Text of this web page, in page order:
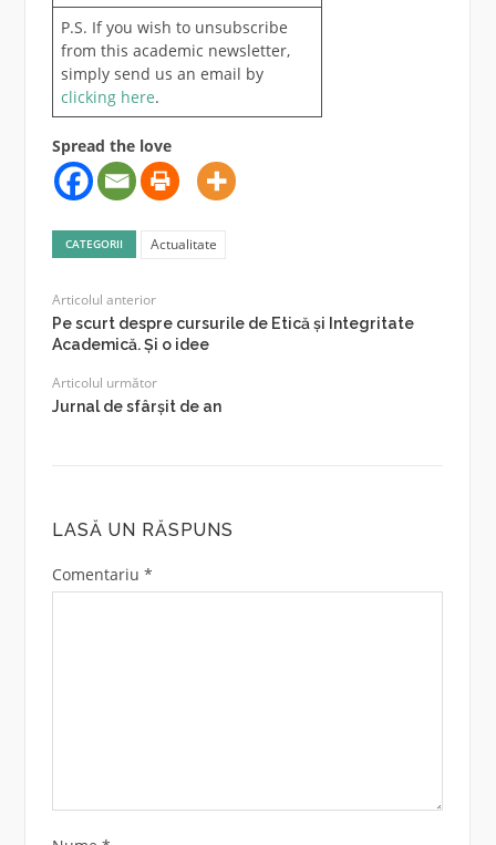
P.S. If you wish to unsubscribe
from this academic newsletter,
simply send us an email by
clicking here.
Spread the love
CATEGORII Actualitate
Articolul anterior
Pe scurt despre cursurile de Etică și Integritate
Academică. Și o idee
Articolul următor
Jurnal de sfârșit de an
LASĂ UN RĂSPUNS
Comentariu *